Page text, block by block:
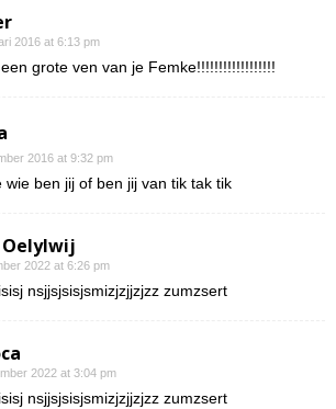
2016 at 6:13 pm
grote ven van je Femke!!!!!!!!!!!!!!!!!!
2016 at 9:32 pm
wie ben jij of ben jij van tik tak tik
Oelylwij
2022 at 6:26 pm
nsjjsjsisjsmizjzjjzjzz zumzsert
2022 at 3:04 pm
nsjjsjsisjsmizjzjjzjzz zumzsert